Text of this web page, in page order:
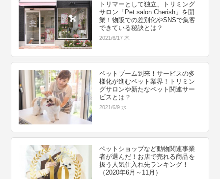
トリマーとして独立、トリミング
サロン「Pet salon Cherish」を開
業！物販での差別化やSNSで集客
できている秘訣とは？
2021/6/17 木
ペットブーム到来！サービスの多
様化が進むペット業界！トリミン
グサロンや新たなペット関連サー
ビスとは？
2021/6/9 水
ペットショップなど動物関連事業
者が選んだ！お店で売れる商品を
扱う人気仕入れ先ランキング！
（2020年6月～11月）